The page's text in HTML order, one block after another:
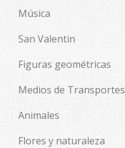
Música
San Valentin
Figuras geométricas
Medios de Transportes
Animales
Flores y naturaleza